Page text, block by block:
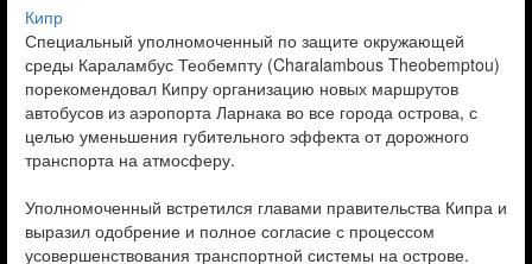
Кипр
Специальный уполномоченный по защите окружающей
среды Караламбус Теобемпту (Charalambous Theobemptou)
порекомендовал Кипру организацию новых маршрутов
автобусов из аэропорта Ларнака во все города острова, с
целью уменьшения губительного эффекта от дорожного
транспорта на атмосферу.
Уполномоченный встретился главами правительства Кипра и
выразил одобрение и полное согласие с процессом
усовершенствования транспортной системы на острове.